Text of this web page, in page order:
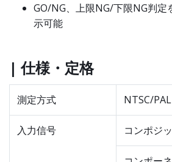
GO/NG、上限NG/下限NG判定
示可能
| 仕様・定格
測定方式 NTSC/PAL
入力信号 コンポジ